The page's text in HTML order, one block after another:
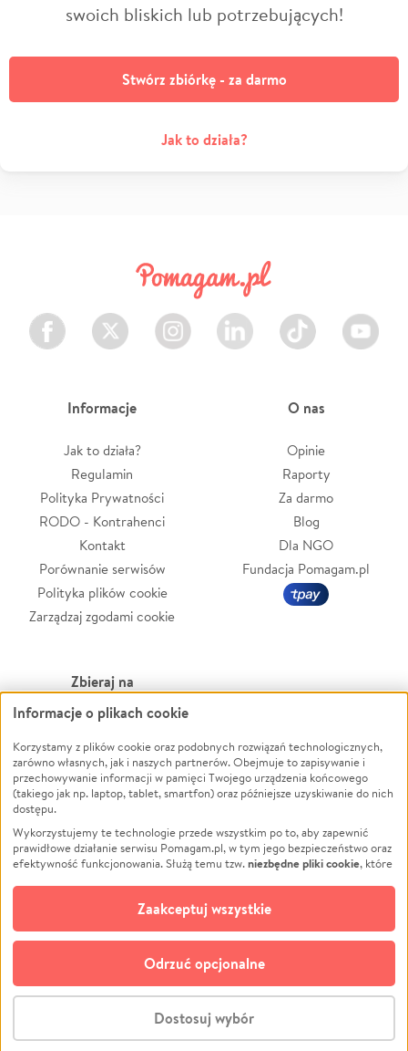
swoich bliskich lub potrzebujących!
Stwórz zbiórkę - za darmo
Jak to działa?
Stwórz zbiórkę - za darmo
Facebook Twitter Instagram LinkedIn TikTok Youtube
Informacje
Jak to działa?
Regulamin
Polityka Prywatności
RODO - Kontrahenci
Kontakt
Porównanie serwisów
Polityka plików cookie
Zarządzaj zgodami cookie
O nas
Opinie
Raporty
Za darmo
Blog
Dla NGO
Fundacja Pomagam.pl
Zbieraj na
Leczenie
Zwierzęta
Pożar
Ukraina
Pomoc Finansowa
Projekty
Pogrzeb
Społeczność lokalna
Kultura
Powódź
Wichura
NGO
Edukacja
Podróż
Impreza
Ochrona środowiska
Biznes
© CROWDING SP. Z O.O.
Informacje o plikach cookie
Korzystamy z plików cookie oraz podobnych rozwiązań technologicznych,
zarówno własnych, jak i naszych partnerów. Obejmuje to zapisywanie i
przechowywanie informacji w pamięci Twojego urządzenia końcowego
(takiego jak np. laptop, tablet, smartfon) oraz późniejsze uzyskiwanie do nich
dostępu.
Wykorzystujemy te technologie przede wszystkim po to, aby zapewnić
prawidłowe działanie serwisu Pomagam.pl, w tym jego bezpieczeństwo oraz
efektywność funkcjonowania. Służą temu tzw.niezbędne pliki cookie, które
opcjonalnych plików cookie
technologii do celów analitycznych i retargetingowych. Możesz wyrazić
zgodę na ich stosowanie lub jej odmówić. W dowolnym momencie masz
możliwość zmiany swoich preferencji na stronie „Zarządzaj zgodami cookie”,
do której link znajdziesz w stopce serwisu Pomagam.pl. Opcjonalne pliki
cookie wykorzystywane są w następujących celach:
działanie serwisu Pomagam.pl. Dzięki nim możemy zrozumieć, jak
użytkownicy korzystają z naszego serwisu – skąd trafiają do serwisu, jak
Dostosuj wybór
Odrzuć opcjonalne
Zaakceptuj wszystkie